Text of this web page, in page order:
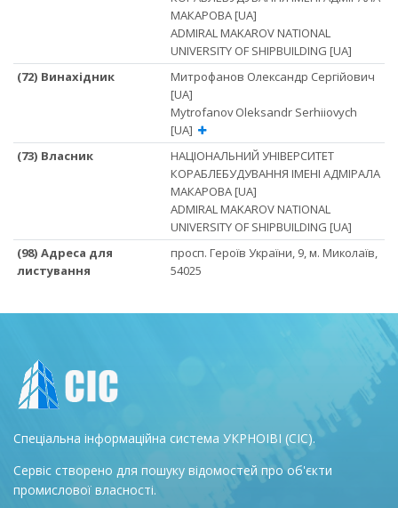
МАКАРОВА [UA]
ADMIRAL MAKAROV NATIONAL
UNIVERSITY OF SHIPBUILDING [UA]
(72) Винахідник
Митрофанов Олександр Сергійович
[UA]
Mytrofanov Oleksandr Serhiiovych
[UA]
(73) Власник
НАЦІОНАЛЬНИЙ УНІВЕРСИТЕТ
КОРАБЛЕБУДУВАННЯ ІМЕНІ АДМІРАЛА
МАКАРОВА [UA]
ADMIRAL MAKAROV NATIONAL
UNIVERSITY OF SHIPBUILDING [UA]
(98) Адреса для
листування
просп. Героїв України, 9, м. Миколаїв,
54025
Спеціальна інформаційна система УКРНОІВІ (СІС).
Сервіс створено для пошуку відомостей про об'єкти
промислової власності.